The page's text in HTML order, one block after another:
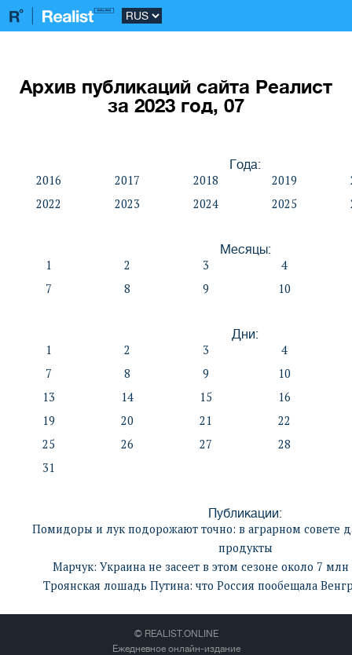
Архив публикаций сайта Реалист
за 2023 год, 07
Года:
2016 2017 2018 2019
2022
2023 2024 2025
Месяцы:
1 2 3
4
7
8 9 10
Дни:
1 2 3
4
7
8 9
10
13
14 15
16
19
20 21
22
25
26 27
28
31
Публикации:
Помидоры и лук подорожают точно: в аграрном совете
продукты
Марчук: Украина не засеет в этом сезоне около 7
Троянская лошадь Путина: что Россия пообещала
© REALIST.ONLINE
Ежедневное онлайн-издание